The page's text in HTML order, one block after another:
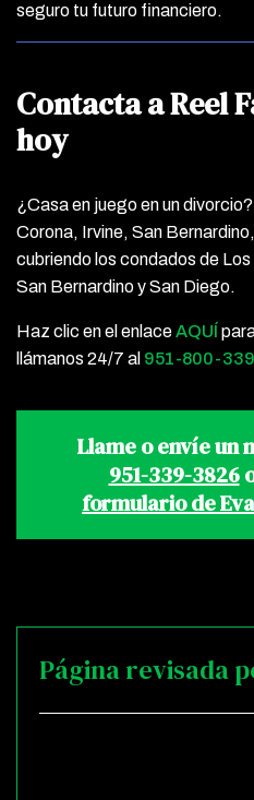
seguro tu futuro financiero.
Contacta a Reel
hoy
¿Casa en juego en un
Corona, Irvine, San
cubriendo los condados de
San Bernardino y San Diego.
Haz clic en el enlaceAQUÍ
llámanos 24/7 al 951-800-
Llame o envíe un
951-339-3826
formulario de
Página revisada